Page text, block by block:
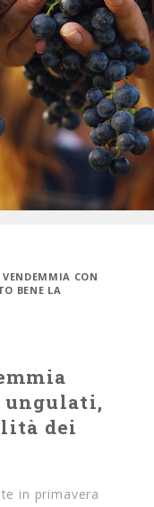
CON
BENE LA
ungulati,
dei
in primavera